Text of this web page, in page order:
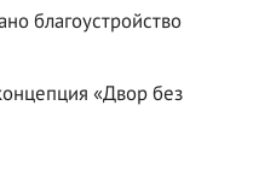
благоустройство
«Двор без